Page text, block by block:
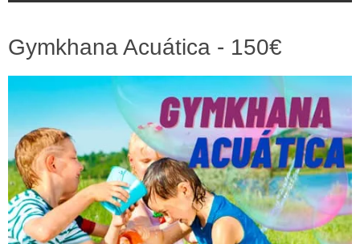
Gymkhana Acuática - 150€